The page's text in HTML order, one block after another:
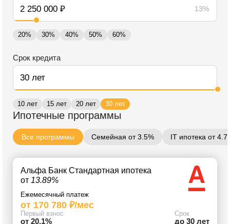
13%
20% 30% 40% 50% 60%
Срок кредита
10 лет 15 лет 20 лет 30 лет
Ипотечные программы
Все программы Семейная от 3.5% IT ипотека от
Альфа Банк Стандартная ипотека
от 13.89%
Ежемесячный платеж
от 170 780 ₽/мес
Первый взнос
от 20.1%
Срок
до 30 лет